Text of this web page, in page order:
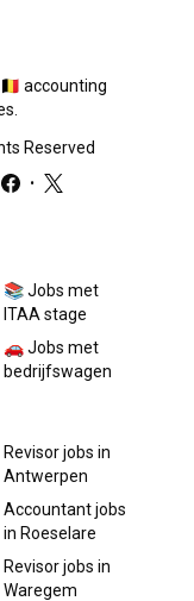
accounting
Reserved
•
📚 Jobs met
ITAA stage
🚗 Jobs met
bedrijfswagen
Revisorjobs in
Antwerpen
Accountantjobs
in Roeselare
Revisorjobs in
Waregem